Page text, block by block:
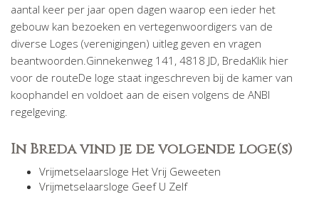
aantal keer per jaar open dagen waarop een ieder het
gebouw kan bezoeken en vertegenwoordigers van de
diverse Loges (verenigingen) uitleg geven en vragen
beantwoorden.Ginnekenweg 141, 4818 JD, BredaKlik hier
voor de routeDe loge staat ingeschreven bij de kamer van
koophandel en voldoet aan de eisen volgens de ANBI
regelgeving.
In Breda vind je de volgende loge(s)
Vrijmetselaarsloge Het Vrij Geweeten
Vrijmetselaarsloge Geef U Zelf